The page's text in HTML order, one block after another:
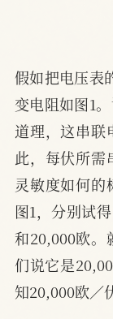
假如把电压表
变电阻如图1
道理，这串联
此，每伏所需
灵敏度如何的
图1，分别试
和20,000欧。
们说它是
知20,000欧／